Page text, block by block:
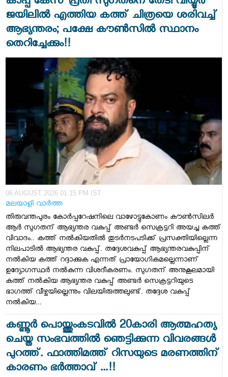
ജയിലിൽ എത്തിയ കത്ത് ചിത്രയെ ശരിവച്ച്
ആഭ്യന്തരം; പക്ഷേ കൗൺസിൽ സ്ഥാനം
തെറിച്ചേക്കും!!
06 AUGUST 2026 01:15 PM IST
മലയാളി വാര്‍ത്ത
തിരുവന്തപുരം കോർപ്പറേഷനിലെ വാഴോട്ടുകോണം കൗൺസിലർ
ആർ സു​ഗതന് ആഭ്യന്തര വകുപ്പ് അണ്ടര്‍ സെക്രട്ടറി അയച്ച കത്ത്
വിവാദം.. കത്ത് നൽകിയതിൽ തുടര്‍നടപടിക്ക് പ്രസക്തിയില്ലെന്ന
നിലപാടില്‍ ആഭ്യന്തര വകുപ്പ്. തദ്ദേശവകുപ്പ് ആഭ്യന്തരവകുപ്പിന്
നല്‍കിയ കത്ത് റദ്ദാക്കുക എന്നത് പ്രായോഗികമല്ലെന്നാണ്
ഉദ്യോഗസ്ഥര്‍ നൽകുന്ന വിശദീകരണം. സുഗതന് അനുകൂലമായി
കത്ത് നല്‍കിയ ആഭ്യന്തര വകുപ്പ് അണ്ടര്‍ സെക്രട്ടറിയുടെ
ഭാഗത്ത് വീഴ്ചയില്ലെന്നും വിലയിരുത്തലുണ്ട്. തദ്ദേശ വകുപ്പ്
നല്‍കിയ...
കണ്ണൂർ പൊയ്ത്തുംകടവിൽ 20കാരി ആത്മഹത്യ
ചെയ്ത സംഭവത്തിൽ ഞെട്ടിക്കുന്ന വിവരങ്ങൾ
പുറത്ത്. ഫാത്തിമത്ത് റിസയുടെ മരണത്തിന്
കാരണം ഭർത്താവ് ...!!